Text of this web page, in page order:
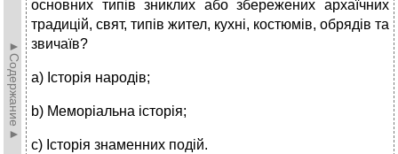
►Содержание►
основних типів зниклих або збережених архаїчних
традицій, свят, типів жител, кухні, костюмів, обрядів та
звичаїв?
a) Історія народів;
b) Меморіальна історія;
c) Історія знаменних подій.